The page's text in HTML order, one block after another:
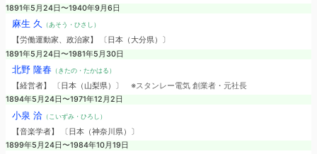
1891年5月24日〜1940年9月6日
麻生 久 （あそう・ひさし）
【労働運動家、政治家】 〔日本（大分県）〕
1891年5月24日〜1981年5月30日
北野 隆春（きたの・たかはる）
【経営者】 〔日本（山梨県）〕 ※スタンレー電気 創業者・元社長
1894年5月24日〜1971年12月2日
小泉 洽（こいずみ・ひろし）
【音楽学者】 〔日本（神奈川県）〕
1899年5月24日〜1984年10月19日